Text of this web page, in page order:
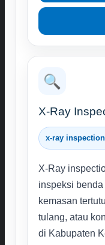
🔍
X-Ray
x-ray
X-Ray
inspeksi
kemasan
tulang, atau
di Kabupaten